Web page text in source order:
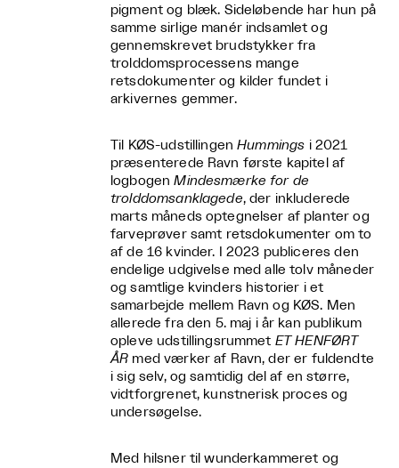
pigment og blæk. Sideløbende har hun på
samme sirlige manér indsamlet og
gennemskrevet brudstykker fra
trolddomsprocessens mange
retsdokumenter og kilder fundet i
arkivernes gemmer.
Til KØS-udstillingenHummings i 2021
præsenterede Ravn første kapitel af
logbogenMindesmærke for de
trolddomsanklagede, der inkluderede
marts måneds optegnelser af planter og
farveprøver samt retsdokumenter om to
af de 16 kvinder. I 2023 publiceres den
endelige udgivelse med alle tolv måneder
og samtlige kvinders historier i et
samarbejde mellem Ravn og KØS. Men
allerede fra den 5. maj i år kan publikum
opleve udstillingsrummet ET HENFØRT
ÅR med værker af Ravn, der er fuldendte
i sig selv, og samtidig del af en større,
vidtforgrenet, kunstnerisk proces og
undersøgelse.
Med hilsner til wunderkammeret og